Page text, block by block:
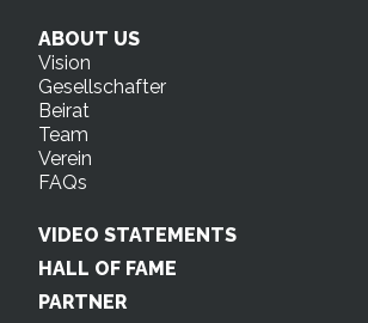
ABOUT US
Vision
Gesellschafter
Beirat
Team
Verein
FAQs
VIDEO STATEMENTS
HALL OF FAME
PARTNER